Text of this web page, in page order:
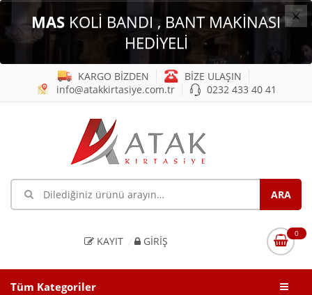
×
MAS KOLİ BANDI , BANT MAKİNASI
HEDİYELİ
KARGO BİZDEN
BİZE ULAŞIN
info@atakkirtasiye.com.tr
0232 433 40 41
KAYIT GIRIŞ
0
Tüm Kategoriler